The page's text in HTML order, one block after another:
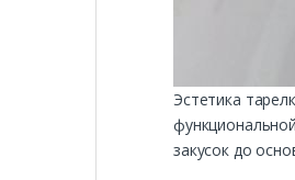
Эстетика
закусок до